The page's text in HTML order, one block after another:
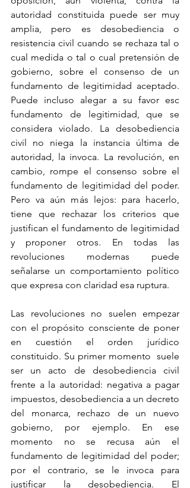
autoridad constituida puede ser muy
amplia, pero es desobediencia o
resistencia civil cuando se rechaza tal o
cual medida o tal o cual pretensión de
gobierno, sobre el consenso de un
fundamento de legitimidad aceptado.
Puede incluso alegar a su favor esc
fundamento de legitimidad, que se
considera violado. La desobediencia
civil no niega la instancia última de
autoridad, la invoca. La revolución, en
cambio, rompe el consenso sobre el
fundamento de legitimidad del poder.
Pero va aún más lejos: para hacerlo,
tiene que rechazar los criterios que
justifican el fundamento de legitimidad
y proponer otros. En todas las
revoluciones modernas puede
señalarse un comportamiento político
que expresa con claridad esa ruptura.
Las revoluciones no suelen empezar
con el propósito consciente de poner
en cuestión el orden jurídico
constituido. Su primer momento  suele
ser un acto de desobediencia civil
frente a la autoridad: negativa a pagar
impuestos, desobediencia a un decreto
del monarca, rechazo de un nuevo
gobierno, por ejemplo. En ese
momento no se recusa aún el
fundamento de legitimidad del poder;
por el contrario, se le invoca para
justificar la desobediencia. El